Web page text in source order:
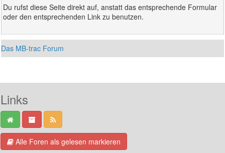
Du rufst diese Seite direkt auf, anstatt das entsprechende Formular
oder den entsprechenden Link zu benutzen.
Das MB-trac Forum
Links
Alle Foren als gelesen markieren